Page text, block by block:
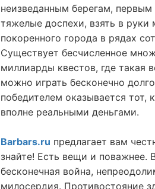
неизведанным берегам,
тяжелые доспехи, взять в
покоренного города в рядах
Существует бесчисленное
миллиарды квестов, где такая
можно играть бесконечно
победителем оказывается тот,
вполне реальными деньгами.
Barbars.ru предлагает вам
знайте! Есть вещи и поважнее.
бесконечная война,
милосердия. Противостояние